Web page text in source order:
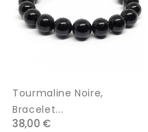
Tourmaline Noire,
Bracelet...
38,00 €